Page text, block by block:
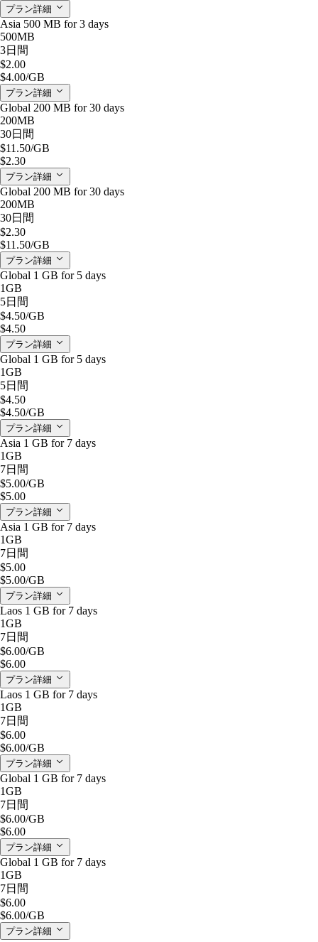
プラン詳細
Asia 500 MB for 3 days
500MB
3日間
$2.00
$4.00/GB
プラン詳細
Global 200 MB for 30 days
200MB
30日間
$11.50/GB
$2.30
プラン詳細
Global 200 MB for 30 days
200MB
30日間
$2.30
$11.50/GB
プラン詳細
Global 1 GB for 5 days
1GB
5日間
$4.50/GB
$4.50
プラン詳細
Global 1 GB for 5 days
1GB
5日間
$4.50
$4.50/GB
プラン詳細
Asia 1 GB for 7 days
1GB
7日間
$5.00/GB
$5.00
プラン詳細
Asia 1 GB for 7 days
1GB
7日間
$5.00
$5.00/GB
プラン詳細
Laos 1 GB for 7 days
1GB
7日間
$6.00/GB
$6.00
プラン詳細
Laos 1 GB for 7 days
1GB
7日間
$6.00
$6.00/GB
プラン詳細
Global 1 GB for 7 days
1GB
7日間
$6.00/GB
$6.00
プラン詳細
Global 1 GB for 7 days
1GB
7日間
$6.00
$6.00/GB
プラン詳細